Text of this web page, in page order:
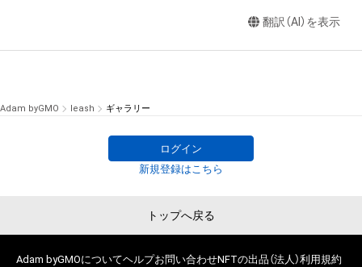
翻訳（AI）を表示
Adam byGMO leash ギャラリー
ログイン
新規登録はこちら
トップへ戻る
Adam byGMOについてヘルプお問い合わせNFTの出品（法人）利用規約